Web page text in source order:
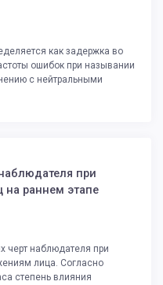
как задержка во
ошибок при назывании
с нейтральными
при
на раннем этапе
черт наблюдателя при
лица. Согласно
степень влияния